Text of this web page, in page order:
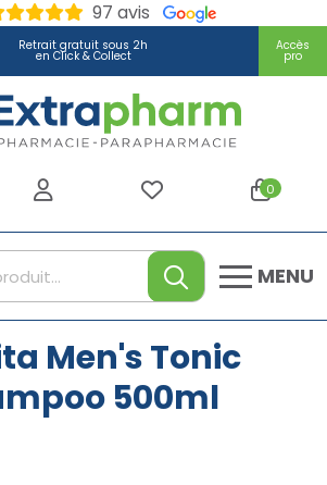
97 avis
Retrait gratuit sous 2h
en Click & Collect
Accès
pro
Extrapharm Votre
0
MENU
Men's Tonic
500ml